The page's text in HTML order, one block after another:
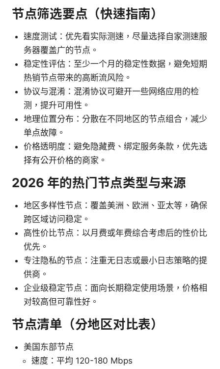
节点筛选要点（快速指南）
速度测试：优先看实际测速，尽量选择自家测速服
务器覆盖广的节点。
稳定性评估：至少一个月的稳定性数据，避免短期
热销节点带来的高断流风险。
协议与混淆：混淆协议可避开一些网络应用的检
测，提升可用性。
地理位置分布：分散在不同地区的节点组合，减少
单点故障。
价格透明度：避免隐藏费、绑定服务条款，优先选
择有公开价格的商家。
2026 年的热门节点类型与来源
地区多样性节点：覆盖美洲、欧洲、亚太等，确保
跨区域访问稳定。
高性价比节点：以月费或年费综合考虑后的性价比
优先。
专注隐私的节点：注重无日志或最小日志策略的提
供商。
企业级稳定节点：面向长期稳定使用场景，价格相
对较高但可靠性好。
节点清单（分地区对比表）
美国东部节点
速度：平均 120-180 Mbps